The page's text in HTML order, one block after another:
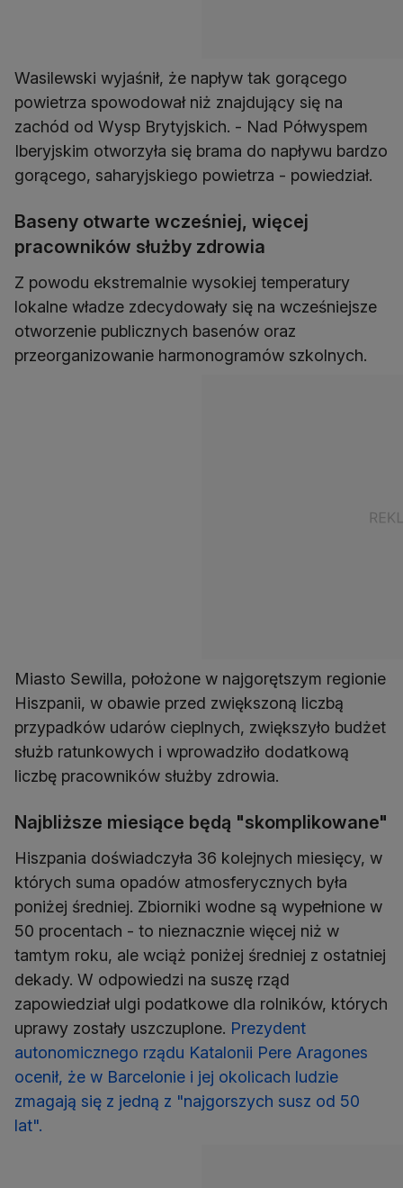
Wasilewski wyjaśnił, że napływ tak gorącego
powietrza spowodował niż znajdujący się na
zachód od Wysp Brytyjskich. - Nad Półwyspem
Iberyjskim otworzyła się brama do napływu bardzo
gorącego, saharyjskiego powietrza - powiedział.
Baseny otwarte wcześniej, więcej
pracowników służby zdrowia
Z powodu ekstremalnie wysokiej temperatury
lokalne władze zdecydowały się na wcześniejsze
otworzenie publicznych basenów oraz
przeorganizowanie harmonogramów szkolnych.
Miasto Sewilla, położone w najgorętszym regionie
Hiszpanii, w obawie przed zwiększoną liczbą
przypadków udarów cieplnych, zwiększyło budżet
służb ratunkowych i wprowadziło dodatkową
liczbę pracowników służby zdrowia.
Najbliższe miesiące będą "skomplikowane"
Hiszpania doświadczyła 36 kolejnych miesięcy, w
których suma opadów atmosferycznych była
poniżej średniej. Zbiorniki wodne są wypełnione w
50 procentach - to nieznacznie więcej niż w
tamtym roku, ale wciąż poniżej średniej z ostatniej
dekady. W odpowiedzi na suszę rząd
zapowiedział ulgi podatkowe dla rolników, których
uprawy zostały uszczuplone. Prezydent
autonomicznego rządu Katalonii Pere Aragones
ocenił, że w Barcelonie i jej okolicach ludzie
zmagają się z jedną z "najgorszych susz od 50
lat".